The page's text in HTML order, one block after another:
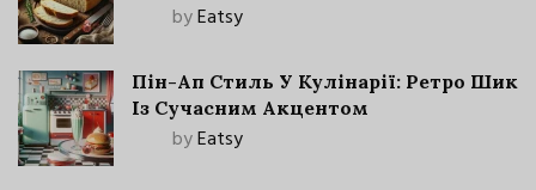
byEatsy
Пін-Ап Стиль У Кулінарії: Ретро Шик
Із Сучасним Акцентом
byEatsy